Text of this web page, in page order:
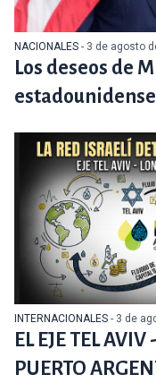
NACIONALES - 3 de agosto
Los deseos de
INTERNACIONALES - 3 de
EL EJE TEL
PUERTO